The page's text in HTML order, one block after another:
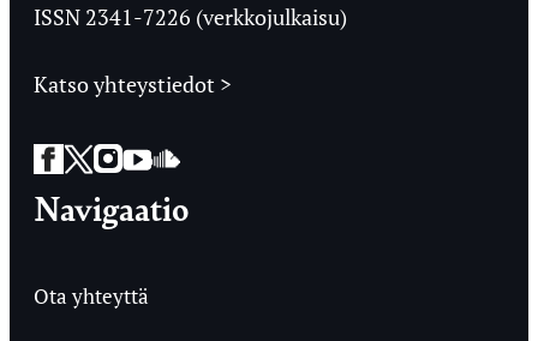
ISSN 2341-7226 (verkkojulkaisu)
Katso yhteystiedot >
Facebook
Twitter
Instagram
YouTube
SoundCloud
Navigaatio
Ota yhteyttä